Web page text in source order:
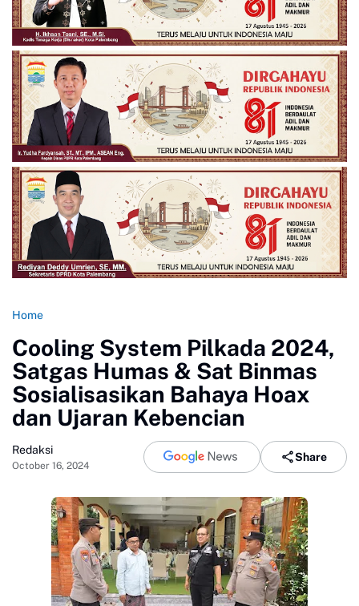
Home
Cooling System Pilkada 2024,
Satgas Humas & Sat Binmas
Sosialisasikan Bahaya Hoax
dan Ujaran Kebencian
Redaksi
October 16, 2024
Share